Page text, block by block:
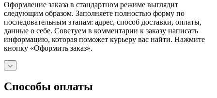
Оформление заказа в стандартном режиме выглядит
следующим образом. Заполняете полностью форму по
последовательным этапам: адрес, способ доставки, оплаты,
данные о себе. Советуем в комментарии к заказу написать
информацию, которая поможет курьеру вас найти. Нажмите
кнопку «Оформить заказ».
Способы оплаты